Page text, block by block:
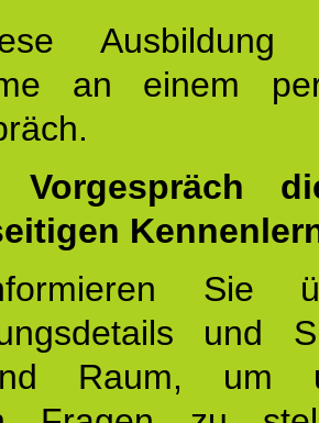
an einem
Vorgespräch
Sie
und
Raum, um